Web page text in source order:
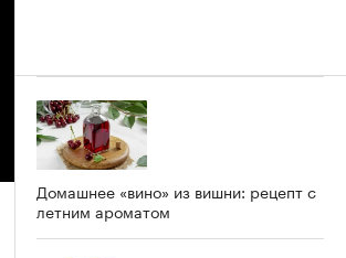
Домашнее «вино» из вишни: рецепт с
летним ароматом